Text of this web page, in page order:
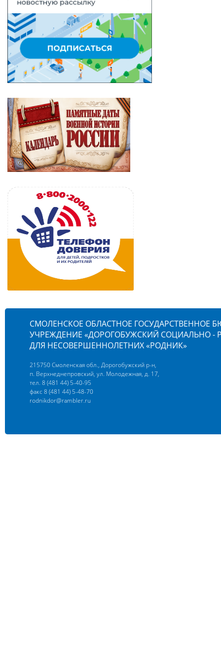
СМОЛЕНСКОЕ ОБЛАСТНОЕ ГОСУДАРСТВЕННОЕ
УЧРЕЖДЕНИЕ «ДОРОГОБУЖСКИЙ СОЦИАЛЬНО -
ДЛЯ НЕСОВЕРШЕННОЛЕТНИХ «РОДНИК»
215750 Смоленская обл., Дорогобужский р-н,
п. Верхнеднепровский, ул. Молодежная, д. 17,
тел. 8 (481 44) 5-40-95
факс 8 (481 44) 5-48-70
rodnikdor@rambler.ru